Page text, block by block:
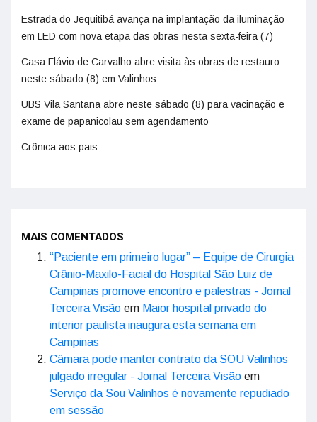
Estrada do Jequitibá avança na implantação da iluminação
em LED com nova etapa das obras nesta sexta-feira (7)
Casa Flávio de Carvalho abre visita às obras de restauro
neste sábado (8) em Valinhos
UBS Vila Santana abre neste sábado (8) para vacinação e
exame de papanicolau sem agendamento
Crônica aos pais
MAIS COMENTADOS
“Paciente em primeiro lugar” – Equipe de Cirurgia
Crânio-Maxilo-Facial do Hospital São Luiz de
Campinas promove encontro e palestras - Jornal
Terceira Visão em Maior hospital privado do
interior paulista inaugura esta semana em
Campinas
Câmara pode manter contrato da SOU Valinhos
julgado irregular - Jornal Terceira Visão em
Serviço da Sou Valinhos é novamente repudiado
em sessão